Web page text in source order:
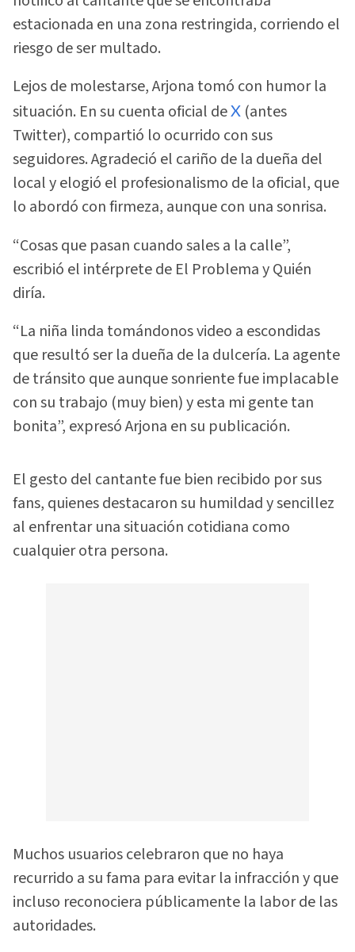
estacionada en una zona restringida, corriendo el
riesgo de ser multado.
Lejos de molestarse, Arjona tomó con humor la
situación. En su cuenta oficial deX (antes
Twitter), compartió lo ocurrido con sus
seguidores. Agradeció el cariño de la dueña del
local y elogió el profesionalismo de la oficial, que
lo abordó con firmeza, aunque con una sonrisa.
“Cosas que pasan cuando sales a la calle”,
escribió el intérprete de El Problema y Quién
diría.
“La niña linda tomándonos video a escondidas
que resultó ser la dueña de la dulcería. La agente
de tránsito que aunque sonriente fue implacable
con su trabajo (muy bien) y esta mi gente tan
bonita”, expresó Arjona en su publicación.
El gesto del cantante fue bien recibido por sus
fans, quienes destacaron su humildad y sencillez
al enfrentar una situación cotidiana como
cualquier otra persona.
Muchos usuarios celebraron que no haya
recurrido a su fama para evitar la infracción y que
incluso reconociera públicamente la labor de las
autoridades.